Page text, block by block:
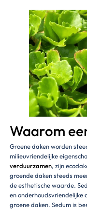
Waarom
Groene daken worden
milieuvriendelijke
verduurzamen, zijn
groende daken steeds
de esthetische waarde.
en onderhoudsvriendelijke
groene daken. Sedum is